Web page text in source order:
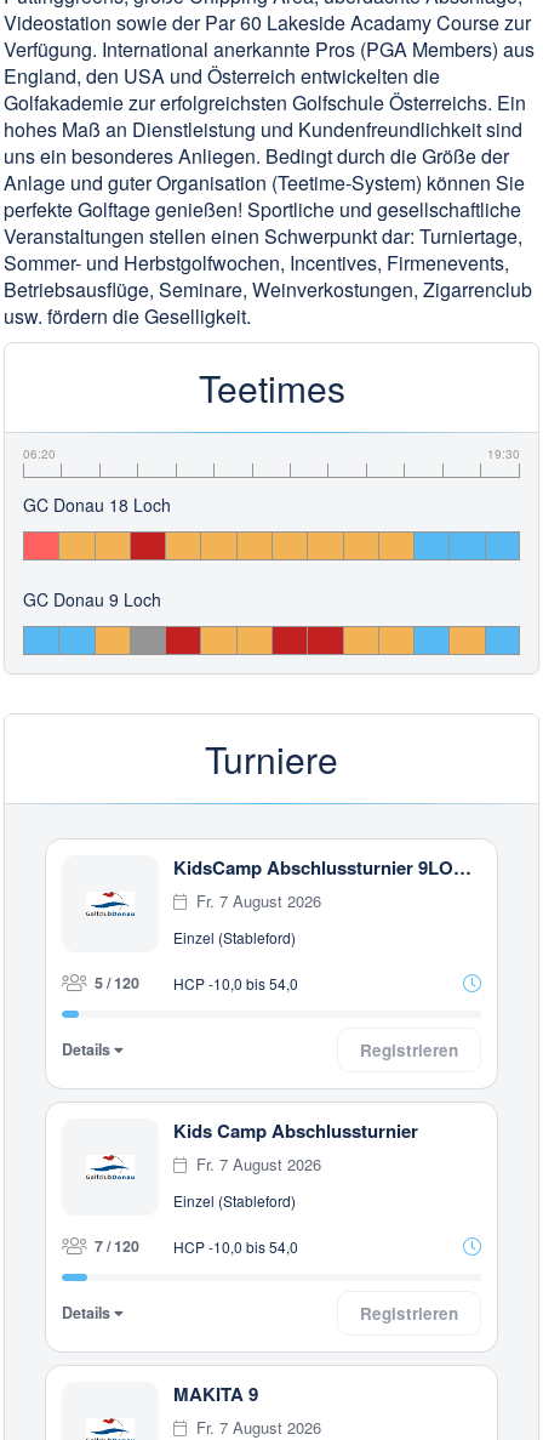
Videostation sowie der Par 60 Lakeside Acadamy Course zur
Verfügung. International anerkannte Pros (PGA Members) aus
England, den USA und Österreich entwickelten die
Golfakademie zur erfolgreichsten Golfschule Österreichs. Ein
hohes Maß an Dienstleistung und Kundenfreundlichkeit sind
uns ein besonderes Anliegen. Bedingt durch die Größe der
Anlage und guter Organisation (Teetime-System) können Sie
perfekte Golftage genießen! Sportliche und gesellschaftliche
Veranstaltungen stellen einen Schwerpunkt dar: Turniertage,
Sommer- und Herbstgolfwochen, Incentives, Firmenevents,
Betriebsausflüge, Seminare, Weinverkostungen, Zigarrenclub
usw. fördern die Geselligkeit.
Teetimes
06:20 19:30
GC Donau 18 Loch
GC Donau 9 Loch
Turniere
KidsCamp Abschlussturnier 9LOCH Championship_Course
Fr. 7 August 2026
Einzel (Stableford)
5 / 120 HCP -10,0 bis 54,0
Details Registrieren
Kids Camp Abschlussturnier
Fr. 7 August 2026
Einzel (Stableford)
7 / 120 HCP -10,0 bis 54,0
Details Registrieren
MAKITA 9
Fr. 7 August 2026